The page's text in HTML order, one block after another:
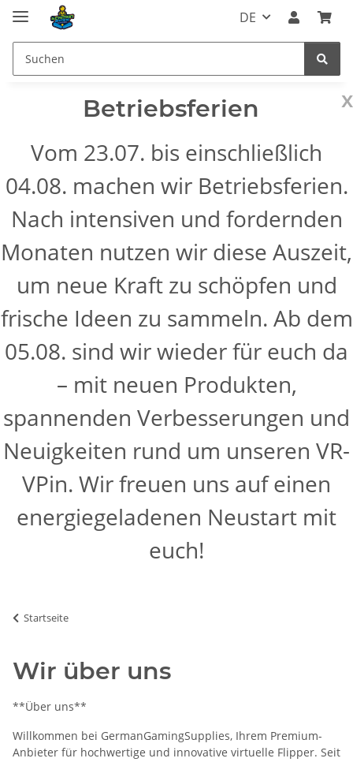
DE
x
Betriebsferien
Vom 23.07. bis einschließlich
04.08. machen wir Betriebsferien.
Nach intensiven und fordernden
Monaten nutzen wir diese Auszeit,
um neue Kraft zu schöpfen und
frische Ideen zu sammeln. Ab dem
05.08. sind wir wieder für euch da
– mit neuen Produkten,
spannenden Verbesserungen und
Neuigkeiten rund um unseren VR-
VPin. Wir freuen uns auf einen
energiegeladenen Neustart mit
euch!
Startseite
Wir über uns
**Über uns**
Willkommen bei GermanGamingSupplies, Ihrem Premium-
Anbieter für hochwertige und innovative virtuelle Flipper. Seit